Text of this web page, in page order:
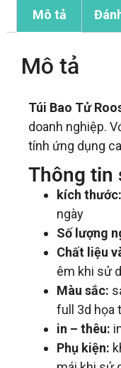
Mô tả
Mô tả
Túi Bao Tử
doanh nghiệp.
tính ứng dụng
Thông tin
kích thước:
ngày
Số lượng
Chất liệu
êm khi sử
Màu sắc:
full 3d họa
in – thêu:
Phụ kiện: